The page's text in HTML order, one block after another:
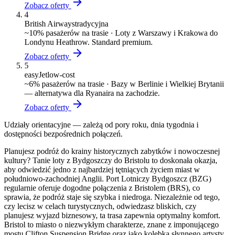
Zobacz oferty
4
British Airwaystradycyjna
~10% pasażerów na trasie · Loty z Warszawy i Krakowa do
Londynu Heathrow. Standard premium.
Zobacz oferty
5
easyJetlow-cost
~6% pasażerów na trasie · Bazy w Berlinie i Wielkiej Brytanii
— alternatywa dla Ryanaira na zachodzie.
Zobacz oferty
Udziały orientacyjne — zależą od pory roku, dnia tygodnia i
dostępności bezpośrednich połączeń.
Planujesz podróż do krainy historycznych zabytków i nowoczesnej
kultury? Tanie loty z Bydgoszczy do Bristolu to doskonała okazja,
aby odwiedzić jedno z najbardziej tętniących życiem miast w
południowo-zachodniej Anglii. Port Lotniczy Bydgoszcz (BZG)
regularnie oferuje dogodne połączenia z Bristolem (BRS), co
sprawia, że podróż staje się szybka i niedroga. Niezależnie od tego,
czy lecisz w celach turystycznych, odwiedzasz bliskich, czy
planujesz wyjazd biznesowy, ta trasa zapewnia optymalny komfort.
Bristol to miasto o niezwykłym charakterze, znane z imponującego